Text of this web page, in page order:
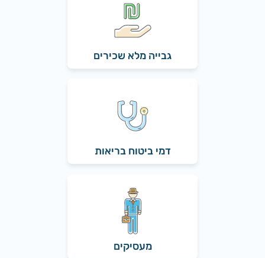
גבייה מלא שכירים
דמי ביטוח בריאות
מעסיקים